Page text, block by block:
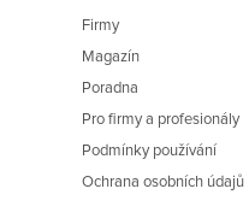
Firmy
Magazín
Poradna
Pro firmy a profesionály
Podmínky používání
Ochrana osobních údajů